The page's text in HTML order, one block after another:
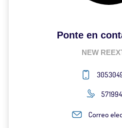
Ponte en
NEW
Correo